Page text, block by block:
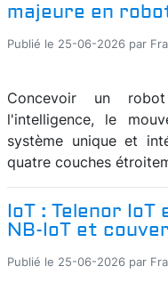
majeure en
Publié le 25-06-2026 par
Concevoir un
l'intelligence, le
système unique et
quatre couches
IoT : Telenor
NB-IoT et
Publié le 25-06-2026 par